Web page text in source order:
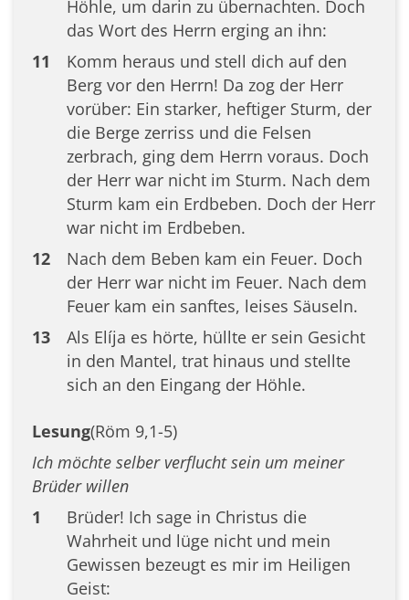
Höhle, um darin zu übernachten. Doch
das Wort des Herrn erging an ihn:
11
Komm heraus und stell dich auf den
Berg vor den Herrn! Da zog der Herr
vorüber: Ein starker, heftiger Sturm, der
die Berge zerriss und die Felsen
zerbrach, ging dem Herrn voraus. Doch
der Herr war nicht im Sturm. Nach dem
Sturm kam ein Erdbeben. Doch der Herr
war nicht im Erdbeben.
12
Nach dem Beben kam ein Feuer. Doch
der Herr war nicht im Feuer. Nach dem
Feuer kam ein sanftes, leises Säuseln.
13
Als Elíja es hörte, hüllte er sein Gesicht
in den Mantel, trat hinaus und stellte
sich an den Eingang der Höhle.
Lesung(Röm 9,1-5)
Ich möchte selber verflucht sein um meiner
Brüder willen
1
Brüder! Ich sage in Christus die
Wahrheit und lüge nicht und mein
Gewissen bezeugt es mir im Heiligen
Geist: